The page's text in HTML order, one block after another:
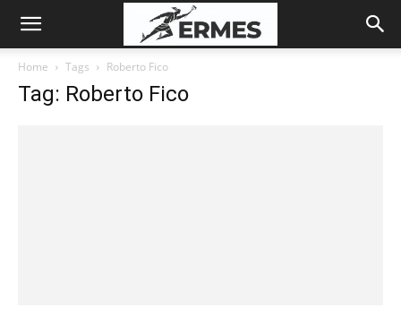
Home Tags Roberto Fico
Tag: Roberto Fico